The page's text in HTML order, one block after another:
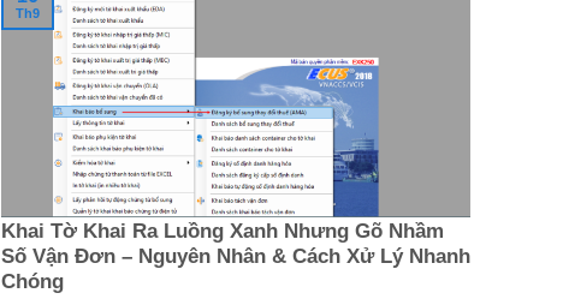
Khai Tờ Khai Ra Luồng Xanh Nhưng Gõ Nhầm
Số Vận Đơn – Nguyên Nhân & Cách Xử Lý Nhanh
Chóng
Th9